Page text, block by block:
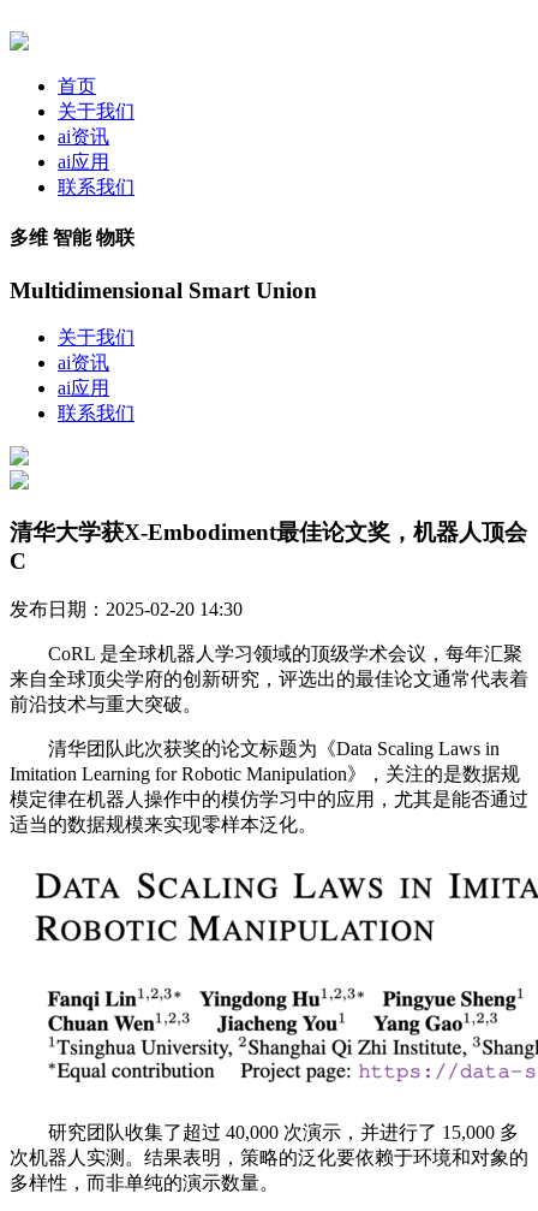
首页
关于我们
ai资讯
ai应用
联系我们
多维 智能 物联
Multidimensional Smart Union
关于我们
ai资讯
ai应用
联系我们
清华大学获X-Embodiment最佳论文奖，机器人顶会
C
发布日期：2025-02-20 14:30
CoRL 是全球机器人学习领域的顶级学术会议，每年汇聚
来自全球顶尖学府的创新研究，评选出的最佳论文通常代表着
前沿技术与重大突破。
清华团队此次获奖的论文标题为《Data Scaling Laws in
Imitation Learning for Robotic Manipulation》，关注的是数据规
模定律在机器人操作中的模仿学习中的应用，尤其是能否通过
适当的数据规模来实现零样本泛化。
研究团队收集了超过 40,000 次演示，并进行了 15,000 多
次机器人实测。结果表明，策略的泛化要依赖于环境和对象的
多样性，而非单纯的演示数量。